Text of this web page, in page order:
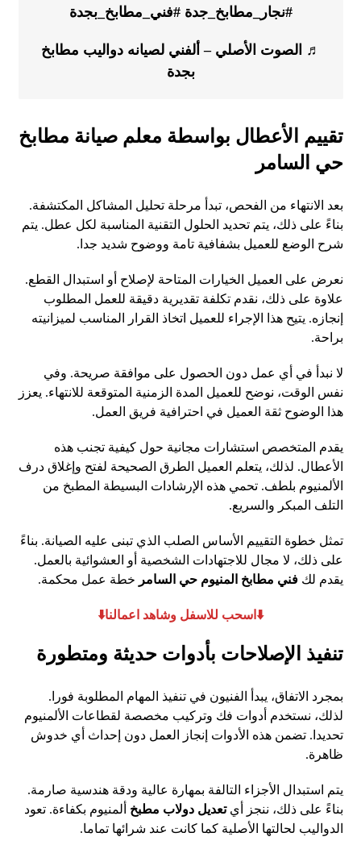
#نجار_مطابخ_جدة #فني_مطابخ_بجدة
♬ الصوت الأصلي – ألفني لصيانه دواليب مطابخ
بجدة
تقييم الأعطال بواسطة معلم صيانة مطابخ
حي السامر
بعد الانتهاء من الفحص، تبدأ مرحلة تحليل المشاكل المكتشفة.
بناءً على ذلك، يتم تحديد الحلول التقنية المناسبة لكل عطل. يتم
شرح الوضع للعميل بشفافية تامة ووضوح شديد جدا.
نعرض على العميل الخيارات المتاحة لإصلاح أو استبدال القطع.
علاوة على ذلك، نقدم تكلفة تقديرية دقيقة للعمل المطلوب
إنجازه. يتيح هذا الإجراء للعميل اتخاذ القرار المناسب لميزانيته
براحة.
لا نبدأ في أي عمل دون الحصول على موافقة صريحة. وفي
نفس الوقت، نوضح للعميل المدة الزمنية المتوقعة للانتهاء. يعزز
هذا الوضوح ثقة العميل في احترافية فريق العمل.
يقدم المتخصص استشارات مجانية حول كيفية تجنب هذه
الأعطال. لذلك، يتعلم العميل الطرق الصحيحة لفتح وإغلاق درف
الألمنيوم بلطف. تحمي هذه الإرشادات البسيطة المطبخ من
التلف المبكر والسريع.
تمثل خطوة التقييم الأساس الصلب الذي تبنى عليه الصيانة. بناءً
على ذلك، لا مجال للاجتهادات الشخصية أو العشوائية بالعمل.
يقدم لكفني مطابخ المنيوم حي السامر خطة عمل محكمة.
⬇️اسحب للاسفل وشاهد اعمالنا⬇️
تنفيذ الإصلاحات بأدوات حديثة ومتطورة
بمجرد الاتفاق، يبدأ الفنيون في تنفيذ المهام المطلوبة فورا.
لذلك، نستخدم أدوات فك وتركيب مخصصة لقطاعات الألمنيوم
تحديدا. تضمن هذه الأدوات إنجاز العمل دون إحداث أي خدوش
ظاهرة.
يتم استبدال الأجزاء التالفة بمهارة عالية ودقة هندسية صارمة.
بناءً على ذلك، ننجز أيتعديل دولاب مطبخ ألمنيوم بكفاءة. تعود
الدواليب لحالتها الأصلية كما كانت عند شرائها تماما.